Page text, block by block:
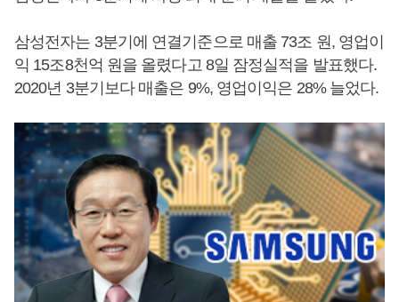
삼성전자는 3분기에 연결기준으로 매출 73조 원, 영업이
익 15조8천억 원을 올렸다고 8일 잠정실적을 발표했다.
2020년 3분기보다 매출은 9%, 영업이익은 28% 늘었다.